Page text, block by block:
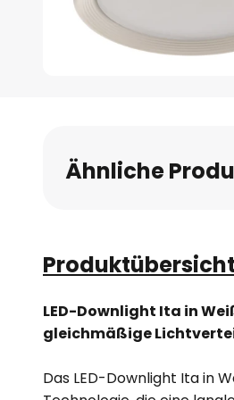
Bildgalerie
springen
Ähnliche
Produktübersicht
LED-Downlight Ita in
gleichmäßige
Das LED-Downlight Ita in